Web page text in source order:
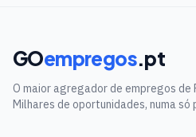
GOempregos.pt
O maior agregador de empregos de
Milhares de oportunidades, numa